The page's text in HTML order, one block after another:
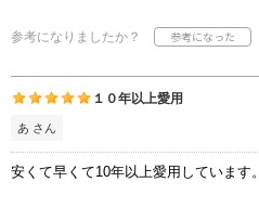
参考になりましたか？
１０年以上愛用
あ さん
安くて早くて10年以上愛用しています。